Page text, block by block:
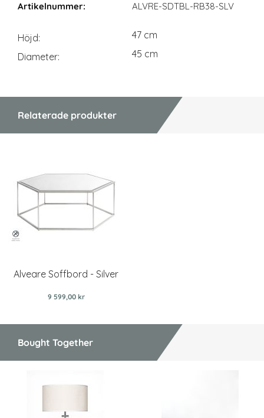
ALVRE-SDTBL-RB38-SLV
Höjd
47 cm
Diameter
45 cm
Relaterade produkter
Alveare Soffbord - Silver
9 599,00 kr
Bought Together